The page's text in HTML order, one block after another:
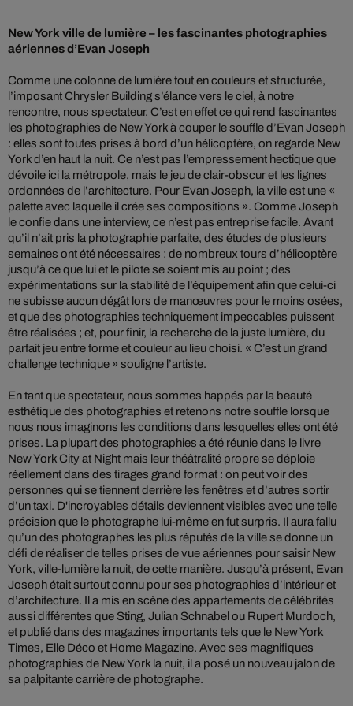
New York ville de lumière – les fascinantes photographies
aériennes d’Evan Joseph
Comme une colonne de lumière tout en couleurs et structurée,
l’imposant Chrysler Building s’élance vers le ciel, à notre
rencontre, nous spectateur. C’est en effet ce qui rend fascinantes
les photographies de New York à couper le souffle d’Evan Joseph
: elles sont toutes prises à bord d’un hélicoptère, on regarde New
York d’en haut la nuit. Ce n’est pas l’empressement hectique que
dévoile ici la métropole, mais le jeu de clair-obscur et les lignes
ordonnées de l’architecture. Pour Evan Joseph, la ville est une «
palette avec laquelle il crée ses compositions ». Comme Joseph
le confie dans une interview, ce n’est pas entreprise facile. Avant
qu’il n’ait pris la photographie parfaite, des études de plusieurs
semaines ont été nécessaires : de nombreux tours d’hélicoptère
jusqu’à ce que lui et le pilote se soient mis au point ; des
expérimentations sur la stabilité de l’équipement afin que celui-ci
ne subisse aucun dégât lors de manœuvres pour le moins osées,
et que des photographies techniquement impeccables puissent
être réalisées ; et, pour finir, la recherche de la juste lumière, du
parfait jeu entre forme et couleur au lieu choisi. « C’est un grand
challenge technique » souligne l’artiste.
En tant que spectateur, nous sommes happés par la beauté
esthétique des photographies et retenons notre souffle lorsque
nous nous imaginons les conditions dans lesquelles elles ont été
prises. La plupart des photographies a été réunie dans le livre
New York City at Night mais leur théâtralité propre se déploie
réellement dans des tirages grand format : on peut voir des
personnes qui se tiennent derrière les fenêtres et d’autres sortir
d’un taxi. D'incroyables détails deviennent visibles avec une telle
précision que le photographe lui-même en fut surpris. Il aura fallu
qu’un des photographes les plus réputés de la ville se donne un
défi de réaliser de telles prises de vue aériennes pour saisir New
York, ville-lumière la nuit, de cette manière. Jusqu’à présent, Evan
Joseph était surtout connu pour ses photographies d’intérieur et
d’architecture. Il a mis en scène des appartements de célébrités
aussi différentes que Sting, Julian Schnabel ou Rupert Murdoch,
et publié dans des magazines importants tels que le New York
Times, Elle Déco et Home Magazine. Avec ses magnifiques
photographies de New York la nuit, il a posé un nouveau jalon de
sa palpitante carrière de photographe.